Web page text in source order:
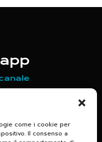
come i cookie per
Il consenso a